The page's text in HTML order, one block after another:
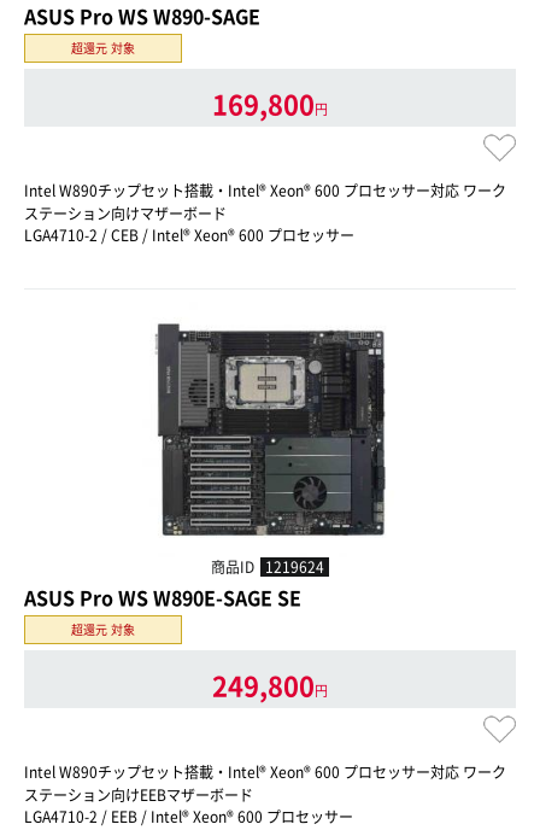
ASUS Pro WS W890-SAGE
超還元 対象
169,800円
Intel W890チップセット搭載・Intel® Xeon® 600 プロセッサー対応 ワーク
ステーション向けマザーボード
LGA4710-2 / CEB / Intel® Xeon® 600 プロセッサー
商品ID 1219624
ASUS Pro WS W890E-SAGE SE
超還元 対象
249,800円
Intel W890チップセット搭載・Intel® Xeon® 600 プロセッサー対応 ワーク
ステーション向けEEBマザーボード
LGA4710-2 / EEB / Intel® Xeon® 600 プロセッサー